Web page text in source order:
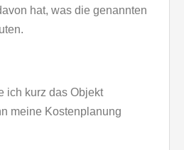
hat, was die genannten
ich kurz das Objekt
meine Kostenplanung